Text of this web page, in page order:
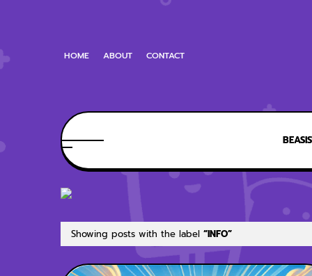
HOME ABOUT CONTACT
Showing posts with the label INFO